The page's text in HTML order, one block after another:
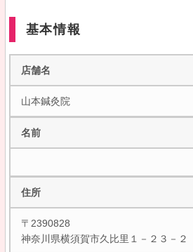
基本情報
店舗名
山本鍼灸院
名前
住所
〒2390828
神奈川県横須賀市久比里１－２３－２